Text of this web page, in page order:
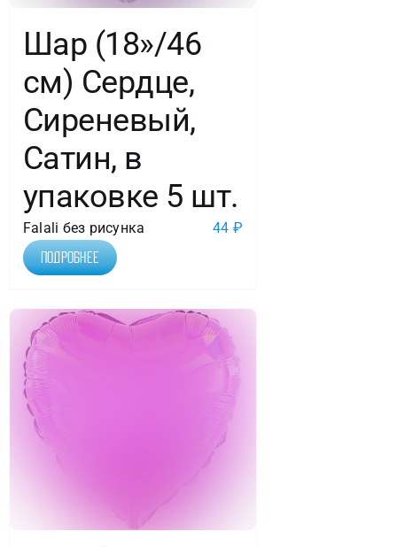
Шар (18»/46
см) Сердце,
Сиреневый,
Сатин, в
упаковке 5 шт.
Falali без рисунка 44 ₽
Подробнее